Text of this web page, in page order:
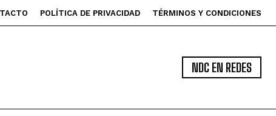
POLÍTICA DE PRIVACIDAD TÉRMINOS Y CONDICIONES
NDC EN REDES